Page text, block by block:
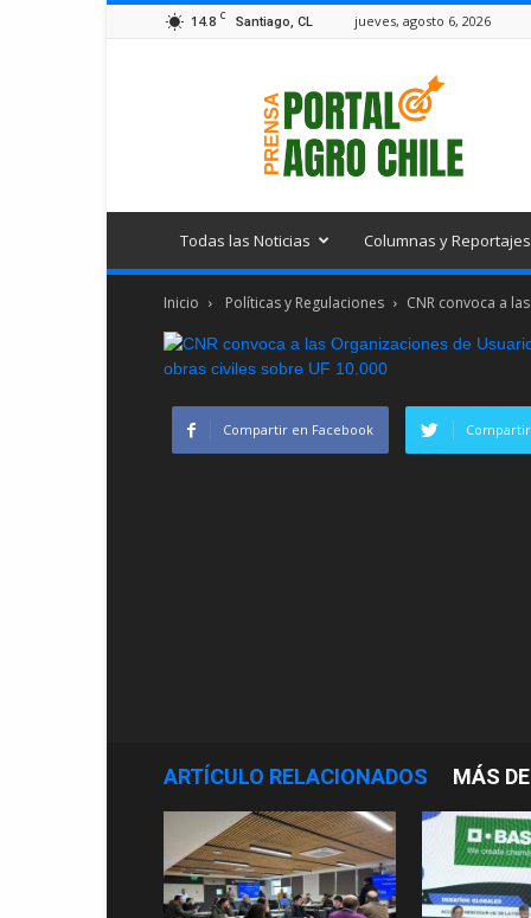
14.8 C Santiago, CL jueves, agosto 6, 2026
Todas las Noticias Columnas y Reportajes
Inicio Políticas y Regulaciones CNR convoca a
Compartir en Facebook
ARTÍCULO RELACIONADOS MÁS